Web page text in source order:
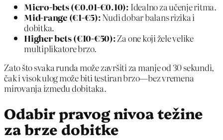
Micro‑bets (€0.01‑€0.10): Idealno za učenje ritma.
Mid‑range (€1‑€5):Nudi dobar balans rizika i
dobitka.
Higher bets (€10‑€50):Za one koji žele velike
multiplikatore brzo.
Zato što svaka runda može završiti za manje od 30 sekundi,
čak i visok ulog može biti testiran brzo—bez vremena
mirovanja između dobitaka.
Odabir pravog nivoa težine
za brze dobitke